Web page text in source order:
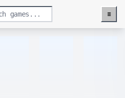
Menu
≡